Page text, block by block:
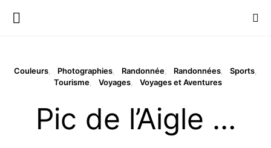
Couleurs Photographies Randonnée Randonnées
Sports
Tourisme
Voyages Voyages et Aventures
Pic de l’Aigle …